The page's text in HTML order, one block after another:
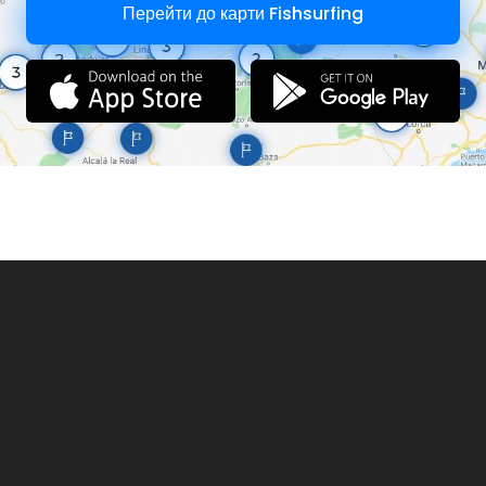
Перейти до карти Fishsurfing